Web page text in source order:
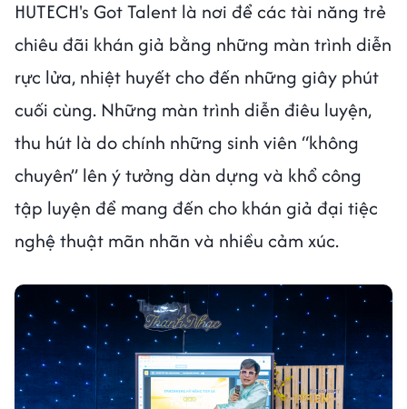
HUTECH's Got Talent là nơi để các tài năng trẻ
chiêu đãi khán giả bằng những màn trình diễn
rực lửa, nhiệt huyết cho đến những giây phút
cuối cùng. Những màn trình diễn điêu luyện,
thu hút là do chính những sinh viên “không
chuyên” lên ý tưởng dàn dựng và khổ công
tập luyện để mang đến cho khán giả đại tiệc
nghệ thuật mãn nhãn và nhiều cảm xúc.